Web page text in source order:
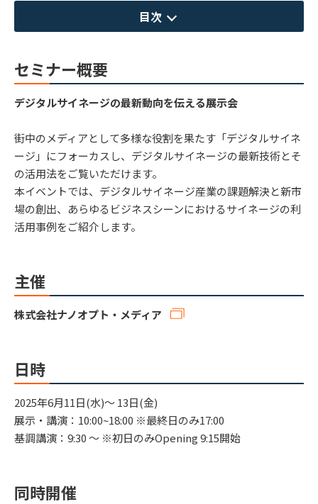
目次
セミナー概要
デジタルサイネージの最新動向を伝える展示会
街中のメディアとして多様な役割を果たす「デジタルサイネ
ージ」にフォーカスし、デジタルサイネージの最新技術とそ
の活用法をご覧いただけます。
本イベントでは、デジタルサイネージ産業の課題解決と新市
場の創出、あらゆるビジネスシーンにおけるサイネージの利
活用事例をご紹介します。
主催
株式会社ナノオプト・メディア
日時
2025年6月11日(水)～ 13日(金)
展示・講演：10:00~18:00 ※最終日のみ17:00
基調講演：9:30 〜 ※初日のみOpening 9:15開始
同時開催